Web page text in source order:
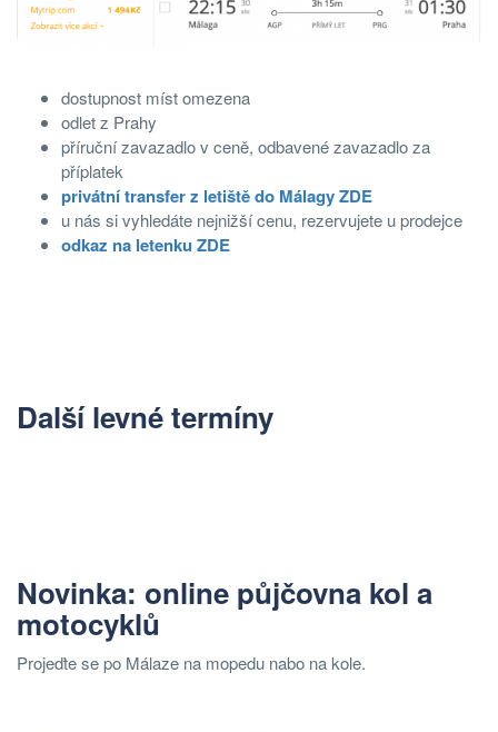
dostupnost míst omezena
odlet z Prahy
příruční zavazadlo v ceně, odbavené zavazadlo za
příplatek
privátní transfer z letiště do Málagy ZDE
u nás si vyhledáte nejnižší cenu, rezervujete u prodejce
odkaz na letenku ZDE
Další levné termíny
Novinka: online půjčovna kol a
motocyklů
Projeďte se po Málaze na mopedu nabo na kole.